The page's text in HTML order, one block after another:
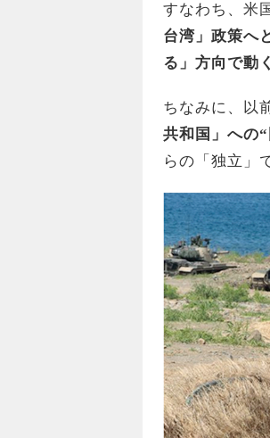
すなわち、米
台湾」政策へ
る」方向で動
ちなみに、以
共和国」への
らの「独立」